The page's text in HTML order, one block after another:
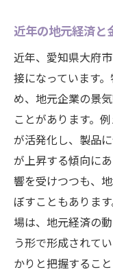
経済動向
地元経済
売買タイ
市場分析
地域経済
今後の金市
投資判断を支
金市場の
長期的視
愛知県大
市場の変
近年の地元経済と
近年、愛知県大府
接になっています
め、地元企業の景
ことがあります。
が活発化し、製品
が上昇する傾向に
響を受けつつも、
ぼすこともありま
場は、地元経済の
う形で形成されて
かりと把握するこ